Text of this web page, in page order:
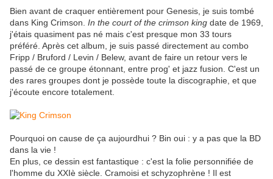
Bien avant de craquer entièrement pour Genesis, je suis tombé
dans King Crimson. In the court of the crimson king date de 1969,
j'étais quasiment pas né mais c'est presque mon 33 tours
préféré. Après cet album, je suis passé directement au combo
Fripp / Bruford / Levin / Belew, avant de faire un retour vers le
passé de ce groupe étonnant, entre prog' et jazz fusion. C'est un
des rares groupes dont je possède toute la discographie, et que
j'écoute encore totalement.
Pourquoi on cause de ça aujourdhui ? Bin oui : y a pas que la BD
dans la vie !
En plus, ce dessin est fantastique : c'est la folie personnifiée de
l'homme du XXIè siècle. Cramoisi et schyzophrène ! Il est